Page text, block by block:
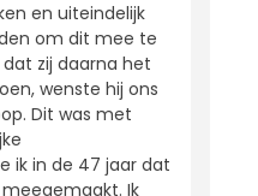
en uiteindelijk
om dit mee te
zij daarna het
wenste hij ons
Dit was met
ik in de 47 jaar dat
Ik